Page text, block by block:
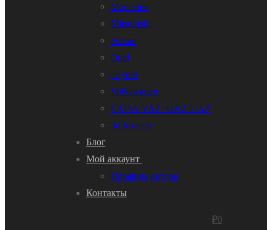
Mercedes
Mitsubishi
Nissan
Opel
Toyota
Volkswagen
LADA-VAZ- GAZ-UAZ
3d Колеса
Блог
Мой аккаунт
Профиль автора
Контакты
₽0